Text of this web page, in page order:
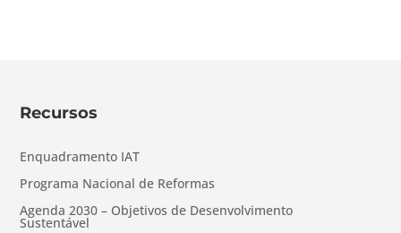
Recursos
Enquadramento IAT
Programa Nacional de Reformas
Agenda 2030 – Objetivos de Desenvolvimento
Sustentável